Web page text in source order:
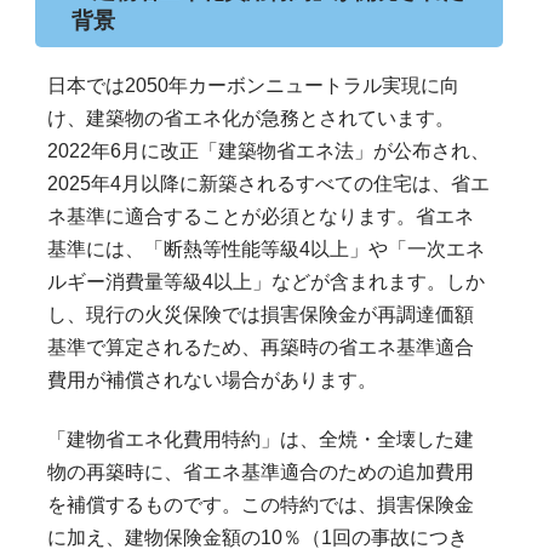
背景
日本では2050年カーボンニュートラル実現に向
け、建築物の省エネ化が急務とされています。
2022年6月に改正「建築物省エネ法」が公布され、
2025年4月以降に新築されるすべての住宅は、省エ
ネ基準に適合することが必須となります。省エネ
基準には、「断熱等性能等級4以上」や「一次エネ
ルギー消費量等級4以上」などが含まれます。しか
し、現行の火災保険では損害保険金が再調達価額
基準で算定されるため、再築時の省エネ基準適合
費用が補償されない場合があります。
「建物省エネ化費用特約」は、全焼・全壊した建
物の再築時に、省エネ基準適合のための追加費用
を補償するものです。この特約では、損害保険金
に加え、建物保険金額の10％（1回の事故につき